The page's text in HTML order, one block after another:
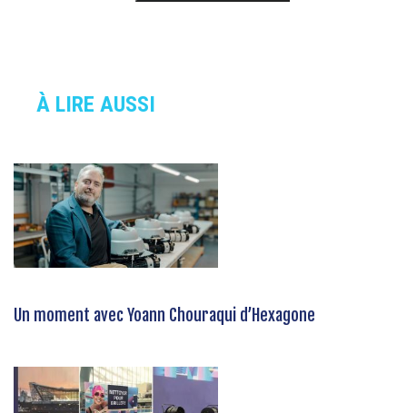
À LIRE AUSSI
Un moment avec Yoann Chouraqui d’Hexagone